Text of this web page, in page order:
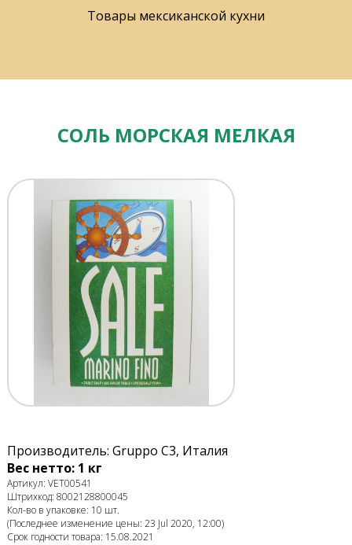
Товары мексиканской кухни
СОЛЬ МОРСКАЯ МЕЛКАЯ
Производитель: Gruppo C3, Италия
Вес нетто: 1 кг
Артикул: VET00541
Штрихкод: 8002128800045
Кол-во в упаковке: 10 шт.
(Последнее изменение цены: 23 Jul 2020, 12:00)
Срок годности товара: 15.08.2021